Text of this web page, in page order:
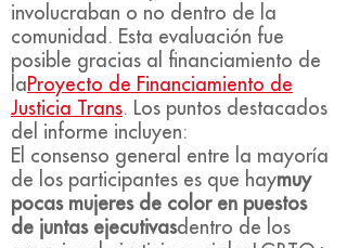
involucraban o no dentro de la
comunidad. Esta evaluación fue
posible gracias al financiamiento de
laProyecto de Financiamiento de
Justicia Trans. Los puntos destacados
del informe incluyen:
El consenso general entre la mayoría
de los participantes es que haymuy
pocas mujeres de color en puestos
de juntas ejecutivasdentro de los